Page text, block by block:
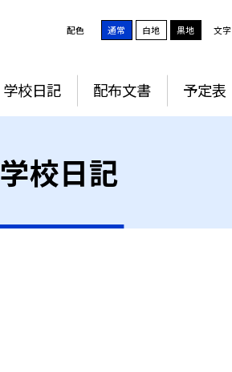
配色 通常 白地 黒地 文字
学校日記 配布文書 予定表
学校日記